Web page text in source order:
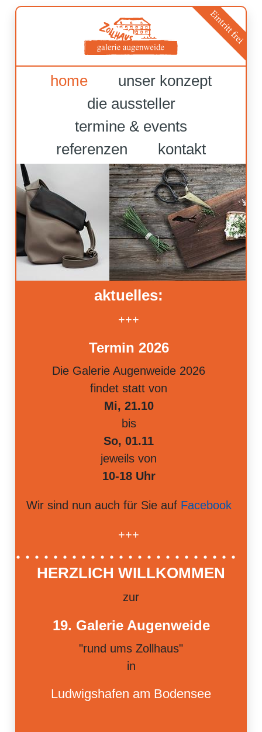
home
unser konzept
die aussteller
termine & events
referenzen
kontakt
aktuelles:
+++
Termin 2026
Die Galerie Augenweide 2026
findet statt von
Mi, 21.10
bis
So, 01.11
jeweils von
10-18 Uhr
Wir sind nun auch für Sie auf Facebook
+++
HERZLICH WILLKOMMEN
zur
19. Galerie Augenweide
"rund ums Zollhaus"
in
Ludwigshafen am Bodensee